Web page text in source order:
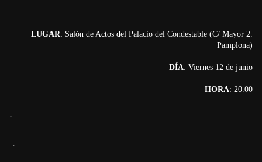
LUGAR: Salón de Actos del Palacio del Condestable (C/ Mayor 2.
Pamplona)
DÍA: Viernes 12 de junio
HORA: 20.00
.
.